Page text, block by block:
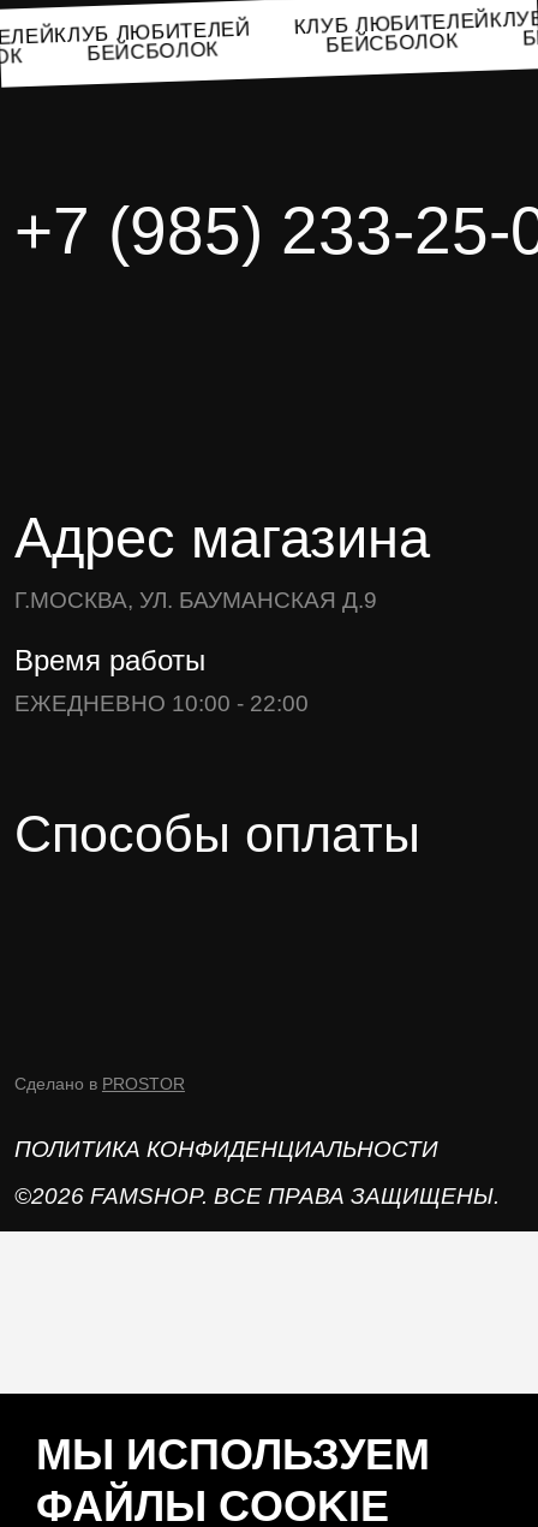
КЛУБ ЛЮБИТЕЛЕЙ
БЕЙСБОЛОК
КЛУБ ЛЮБИТЕЛЕЙ
БЕЙСБОЛОК
+7 (985) 233-25-
Адрес магазина
Г.МОСКВА, УЛ. БАУМАНСКАЯ Д.9
Время работы
ЕЖЕДНЕВНО 10:00 - 22:00
Способы оплаты
Сделано в PROSTOR
ПОЛИТИКА КОНФИДЕНЦИАЛЬНОСТИ
©2026 FAMSHOP. ВСЕ ПРАВА ЗАЩИЩЕНЫ.
МЫ ИСПОЛЬЗУЕМ
ФАЙЛЫ COOKIE